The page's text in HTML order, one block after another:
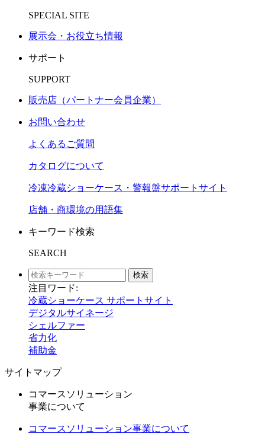
SPECIAL SITE
展示会・お役立ち情報
サポート
SUPPORT
販売店（パートナー会員企業）
お問い合わせ
よくあるご質問
カタログについて
冷凍冷蔵ショーケース・警報盤サポートサイト
店舗・商環境の用語集
キーワード検索
SEARCH
検索
注目ワード:
冷蔵ショーケース サポートサイト
デジタルサイネージ
シェルファー
省力化
補助金
サイトマップ
コマースソリューション
事業について
コマースソリューション事業について